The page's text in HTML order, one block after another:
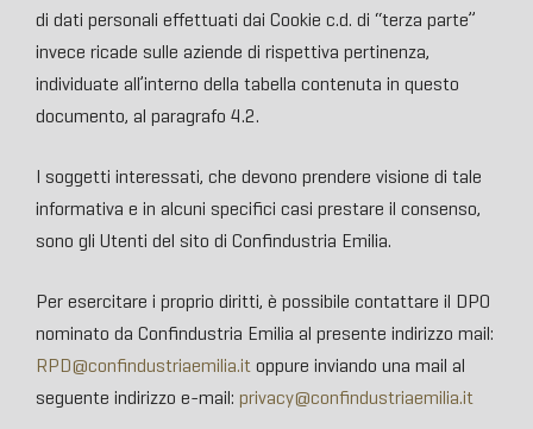
di dati personali effettuati dai Cookie c.d. di “terza parte”
invece ricade sulle aziende di rispettiva pertinenza,
individuate all’interno della tabella contenuta in questo
documento, al paragrafo 4.2.
I soggetti interessati, che devono prendere visione di tale
informativa e in alcuni specifici casi prestare il consenso,
sono gli Utenti del sito di Confindustria Emilia.
Per esercitare i proprio diritti, è possibile contattare il DPO
nominato da Confindustria Emilia al presente indirizzo mail:
RPD@confindustriaemilia.it oppure inviando una mail al
seguente indirizzo e-mail: privacy@confindustriaemilia.it